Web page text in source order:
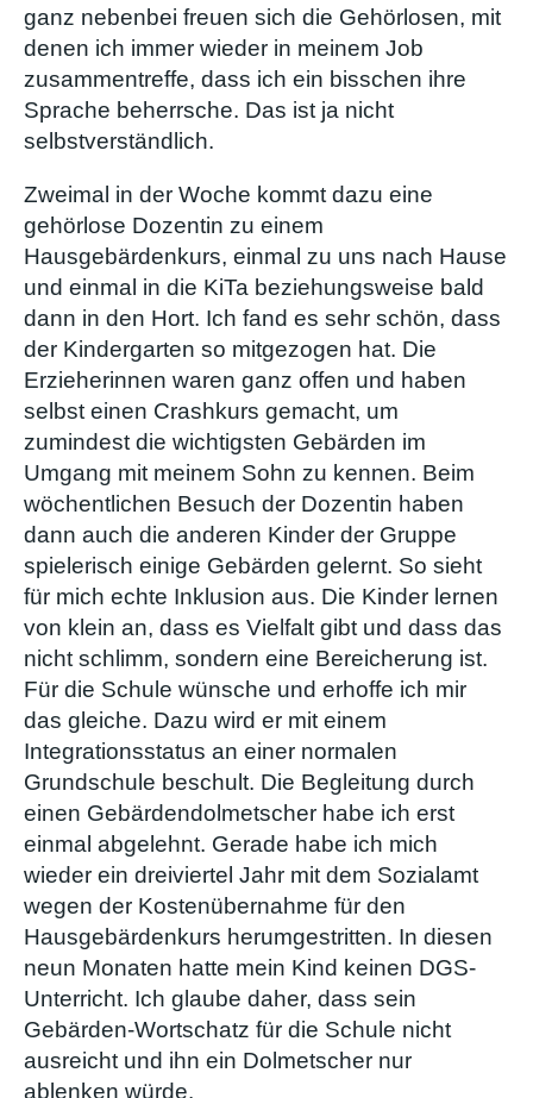
ganz nebenbei freuen sich die Gehörlosen, mit
denen ich immer wieder in meinem Job
zusammentreffe, dass ich ein bisschen ihre
Sprache beherrsche. Das ist ja nicht
selbstverständlich.
Zweimal in der Woche kommt dazu eine
gehörlose Dozentin zu einem
Hausgebärdenkurs, einmal zu uns nach Hause
und einmal in die KiTa beziehungsweise bald
dann in den Hort. Ich fand es sehr schön, dass
der Kindergarten so mitgezogen hat. Die
Erzieherinnen waren ganz offen und haben
selbst einen Crashkurs gemacht, um
zumindest die wichtigsten Gebärden im
Umgang mit meinem Sohn zu kennen. Beim
wöchentlichen Besuch der Dozentin haben
dann auch die anderen Kinder der Gruppe
spielerisch einige Gebärden gelernt. So sieht
für mich echte Inklusion aus. Die Kinder lernen
von klein an, dass es Vielfalt gibt und dass das
nicht schlimm, sondern eine Bereicherung ist.
Für die Schule wünsche und erhoffe ich mir
das gleiche. Dazu wird er mit einem
Integrationsstatus an einer normalen
Grundschule beschult. Die Begleitung durch
einen Gebärdendolmetscher habe ich erst
einmal abgelehnt. Gerade habe ich mich
wieder ein dreiviertel Jahr mit dem Sozialamt
wegen der Kostenübernahme für den
Hausgebärdenkurs herumgestritten. In diesen
neun Monaten hatte mein Kind keinen DGS-
Unterricht. Ich glaube daher, dass sein
Gebärden-Wortschatz für die Schule nicht
ausreicht und ihn ein Dolmetscher nur
ablenken würde.